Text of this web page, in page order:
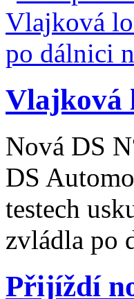
Vlajková
Nová DS
DS
testech
zvládla po
Přijíždí